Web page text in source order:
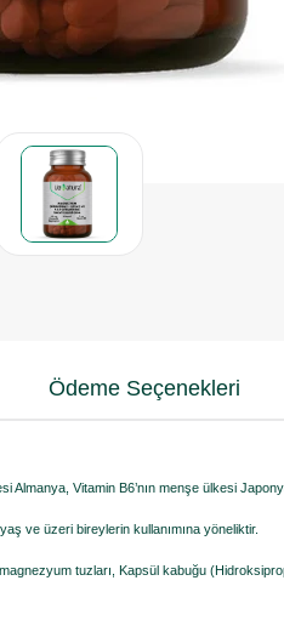
Ödeme Seçenekleri
Almanya, Vitamin B6’nın menşe ülkesi
ve üzeri bireylerin kullanımına yöneliktir.
tuzları, Kapsül kabuğu